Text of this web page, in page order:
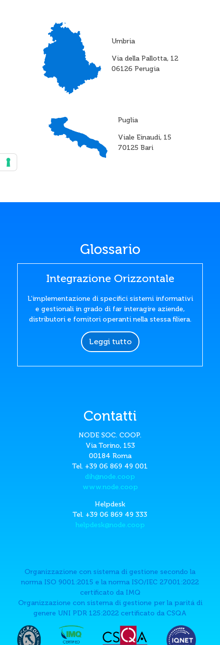
Umbria
Via della Pallotta, 12
06126 Perugia
Puglia
Viale Einaudi, 15
70125 Bari
Glossario
Integrazione Orizzontale
L’implementazione di specifici sistemi informativi
e gestionali in grado di far interagire aziende,
distributori e fornitori operanti nella stessa filiera.
Leggi tutto
Contatti
NODE SOC. COOP.
Via Torino, 153
00184 Roma
Tel. +39 06 869 49 001
dih@node.coop
www.node.coop
Helpdesk
Tel. +39 06 869 49 333
helpdesk@node.coop
Organizzazione con sistema di gestione secondo la
norma ISO 9001:2015 e la norma ISO/IEC 27001:2022
certificato da IMQ
Organizzazione con sistema di gestione per la paritá di
genere UNI PDR 125:2022 certificato da CSQA